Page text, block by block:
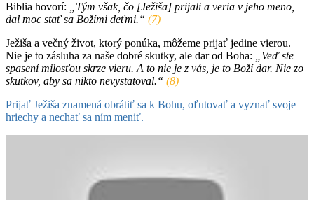
Biblia hovorí: „Tým však, čo [Ježiša] prijali a veria v jeho meno,
dal moc stať sa Božími deťmi.“ (7)
Ježiša a večný život, ktorý ponúka, môžeme prijať jedine vierou.
Nie je to zásluha za naše dobré skutky, ale dar od Boha: „Veď ste
spasení milosťou skrze vieru. A to nie je z vás, je to Boží dar. Nie zo
skutkov, aby sa nikto nevystatoval.“ (8)
Prijať Ježiša znamená obrátiť sa k Bohu, oľutovať a vyznať svoje
hriechy a nechať sa ním meniť.